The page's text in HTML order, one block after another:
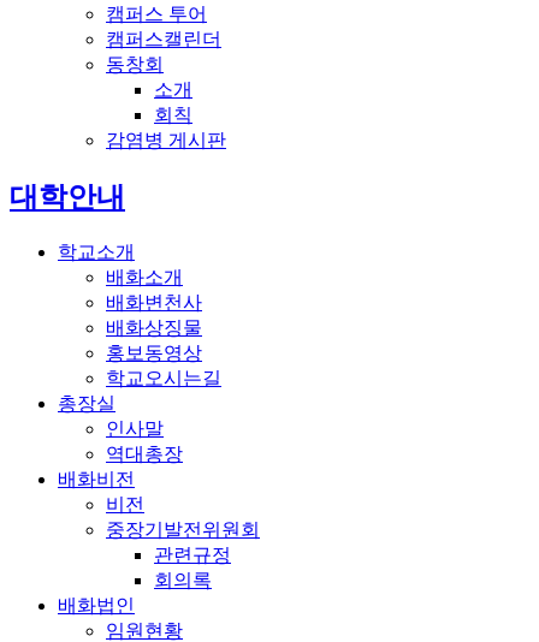
캠퍼스 투어
캠퍼스캘린더
동창회
소개
회칙
감염병 게시판
전체메뉴
대학안내
학교소개
배화소개
배화변천사
배화상징물
홍보동영상
학교오시는길
총장실
인사말
역대총장
배화비전
비전
중장기발전위원회
관련규정
회의록
배화법인
임원현황